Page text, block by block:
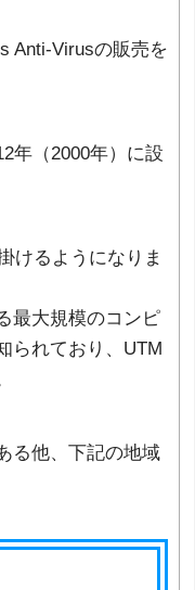
Anti-Virusの販売を
年（2000年）に設
けるようになりま
最大規模のコンピ
られており、UTM
る他、下記の地域